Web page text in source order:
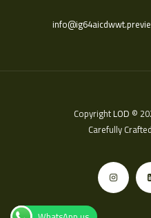
CopyrightLOD ©
Carefully